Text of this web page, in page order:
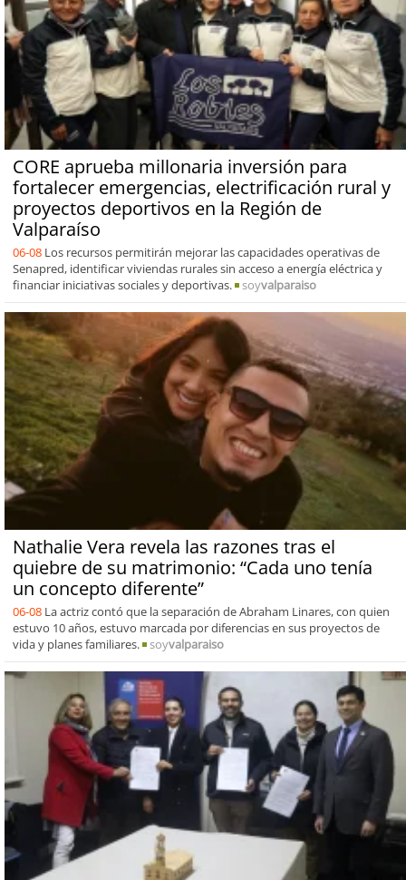
CORE aprueba millonaria inversión para
fortalecer emergencias, electrificación rural y
proyectos deportivos en la Región de
Valparaíso
06-08 Los recursos permitirán mejorar las capacidades operativas de
Senapred, identificar viviendas rurales sin acceso a energía eléctrica y
financiar iniciativas sociales y deportivas.
soyvalparaiso
Nathalie Vera revela las razones tras el
quiebre de su matrimonio: “Cada uno tenía
un concepto diferente”
06-08 La actriz contó que la separación de Abraham Linares, con quien
estuvo 10 años, estuvo marcada por diferencias en sus proyectos de
vida y planes familiares.
soyvalparaiso